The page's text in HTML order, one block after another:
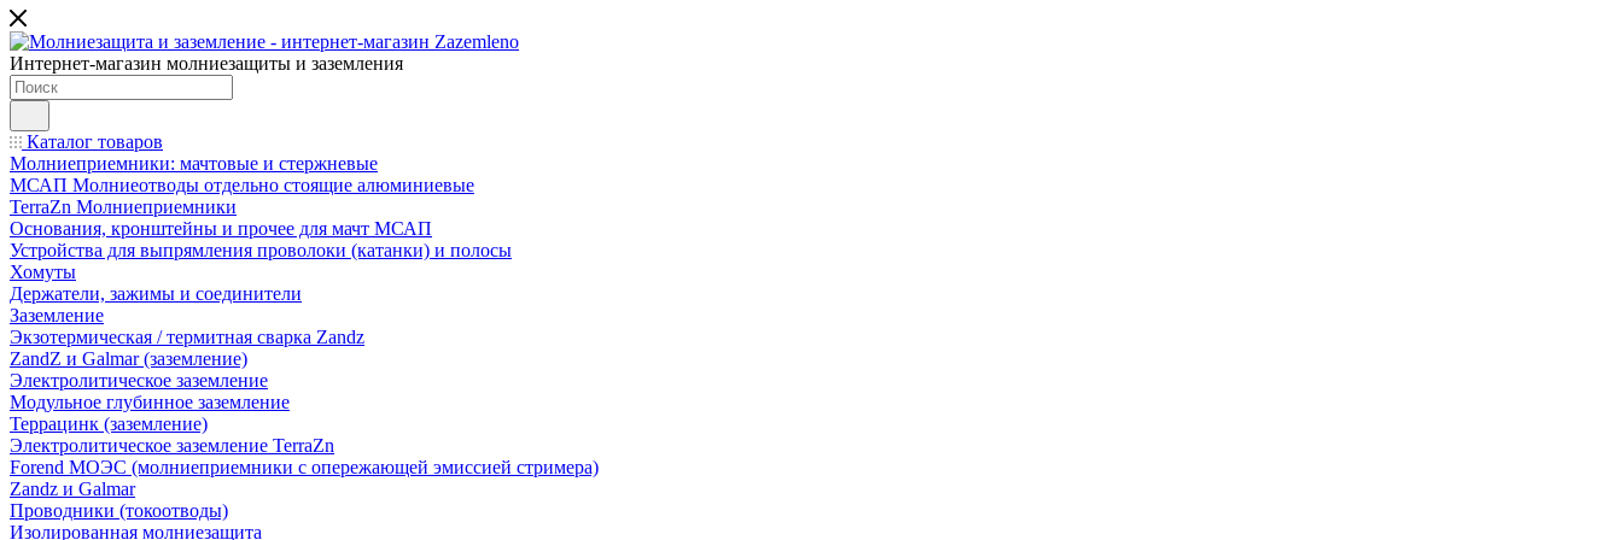
Интернет-магазин молниезащиты и заземления
Каталог товаров
Молниеприемники: мачтовые и стержневые
МСАП Молниеотводы отдельно стоящие алюминиевые
TerraZn Молниеприемники
Основания, кронштейны и прочее для мачт МСАП
Устройства для выпрямления проволоки (катанки) и полосы
Хомуты
Держатели, зажимы и соединители
Заземление
Экзотермическая / термитная сварка Zandz
ZandZ и Galmar (заземление)
Электролитическое заземление
Модульное глубинное заземление
Террацинк (заземление)
Электролитическое заземление TerraZn
Forend МОЭС (молниеприемники с опережающей эмиссией стримера)
Zandz и Galmar
Проводники (токоотводы)
Изолированная молниезащита